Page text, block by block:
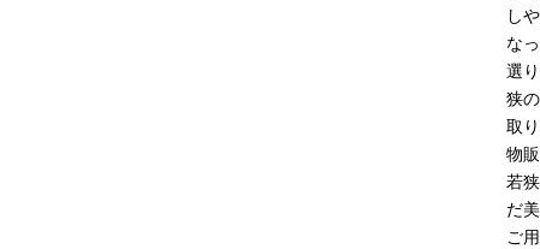
し
な
選
狭
取
物
若
だ
ご